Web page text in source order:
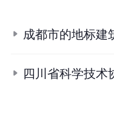
成都市的地标建
四川省科学技术